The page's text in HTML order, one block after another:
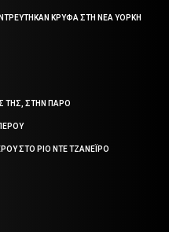
ΚΡΥΦΑ ΣΤΗ ΝΕΑ ΥΟΡΚΗ
ΤΗΣ, ΣΤΗΝ ΠΑΡΟ
ΣΤΟ ΡΙΟ ΝΤΕ ΤΖΑΝΕΪΡΟ